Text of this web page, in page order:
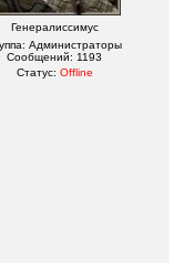
Генералиссимус
Администраторы
Сообщений: 1193
Статус: Offline